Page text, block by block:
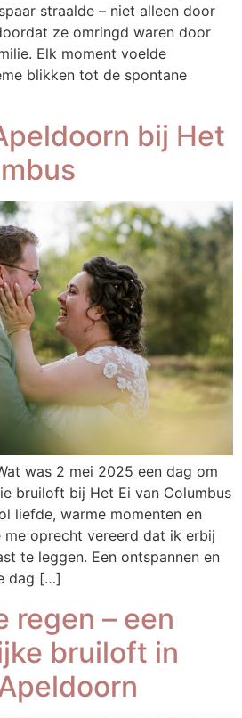
straalde – niet alleen door
ze omringd waren door
Elk moment voelde
blikken tot de spontane
bij Het
was 2 mei 2025 een dag om
bruiloft bij Het Ei van Columbus
liefde, warme momenten en
me oprecht vereerd dat ik erbij
te leggen. Een ontspannen en
dag […]
regen – een
bruiloft in